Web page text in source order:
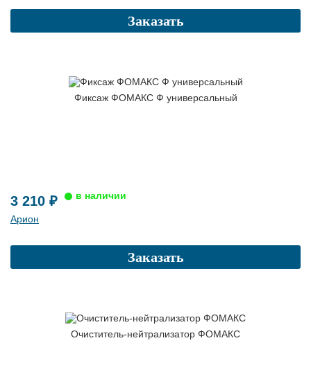
Заказать
Фиксаж ФОМАКС Ф универсальный
3 210 ₽
Арион
Заказать
Очиститель-нейтрализатор ФОМАКС